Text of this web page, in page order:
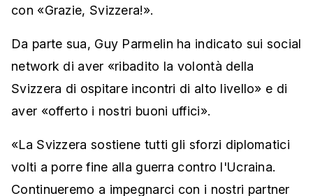
con «Grazie, Svizzera!».
Da parte sua, Guy Parmelin ha indicato sui social
network di aver «ribadito la volontà della
Svizzera di ospitare incontri di alto livello» e di
aver «offerto i nostri buoni uffici».
«La Svizzera sostiene tutti gli sforzi diplomatici
volti a porre fine alla guerra contro l'Ucraina.
Continueremo a impegnarci con i nostri partner